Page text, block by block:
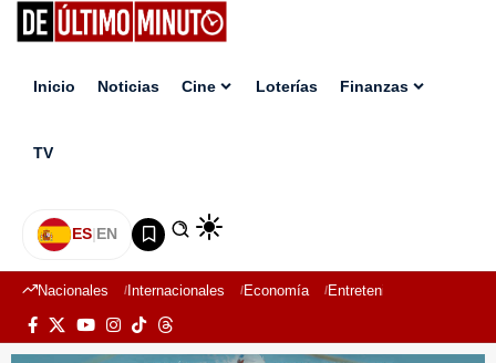
Inicio Noticias Cine Loterías Finanzas
TV
ES|EN
Nacionales Internacionales Economía Entretenimiento